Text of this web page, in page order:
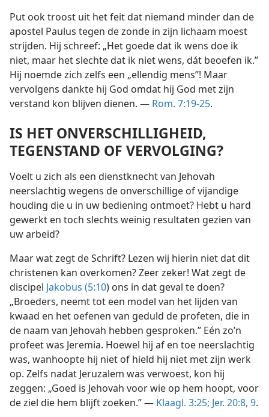
Put ook troost uit het feit dat niemand minder dan de
apostel Paulus tegen de zonde in zijn lichaam moest
strijden. Hij schreef: „Het goede dat ik wens doe ik
niet, maar het slechte dat ik niet wens, dát beoefen ik.”
Hij noemde zich zelfs een „ellendig mens”! Maar
vervolgens dankte hij God omdat hij God met zijn
verstand kon blijven dienen. — Rom. 7:19-25.
IS HET ONVERSCHILLIGHEID,
TEGENSTAND OF VERVOLGING?
Voelt u zich als een dienstknecht van Jehovah
neerslachtig wegens de onverschillige of vijandige
houding die u in uw bediening ontmoet? Hebt u hard
gewerkt en toch slechts weinig resultaten gezien van
uw arbeid?
Maar wat zegt de Schrift? Lezen wij hierin niet dat dit
christenen kan overkomen? Zeer zeker! Wat zegt de
discipel Jakobus (5:10) ons in dat geval te doen?
„Broeders, neemt tot een model van het lijden van
kwaad en het oefenen van geduld de profeten, die in
de naam van Jehovah hebben gesproken.” Eén zo’n
profeet was Jeremia. Hoewel hij af en toe neerslachtig
was, wanhoopte hij niet of hield hij niet met zijn werk
op. Zelfs nadat Jeruzalem was verwoest, kon hij
zeggen: „Goed is Jehovah voor wie op hem hoopt, voor
de ziel die hem blijft zoeken.” — Klaagl. 3:25; Jer. 20:8, 9.